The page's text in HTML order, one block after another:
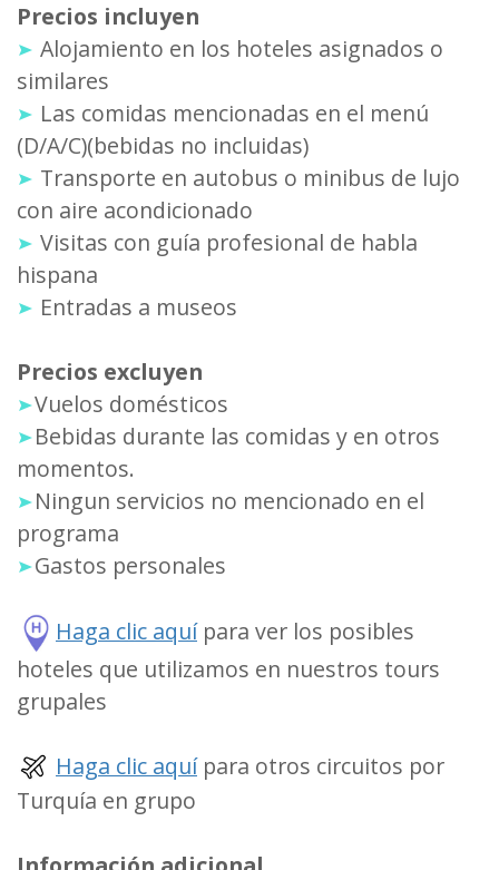
Precios incluyen
Alojamiento en los hoteles asignados o
similares
Las comidas mencionadas en el menú
(D/A/C)(bebidas no incluidas)
Transporte en autobus o minibus de lujo
con aire acondicionado
Visitas con guía profesional de habla
hispana
Entradas a museos
Precios excluyen
Vuelos domésticos
Bebidas durante las comidas y en otros
momentos.
Ningun servicios no mencionado en el
programa
Gastos personales
Haga clic aquípara ver los posibles
hoteles que utilizamos en nuestros tours
grupales
Haga clic aquípara otros circuitos por
Turquía en grupo